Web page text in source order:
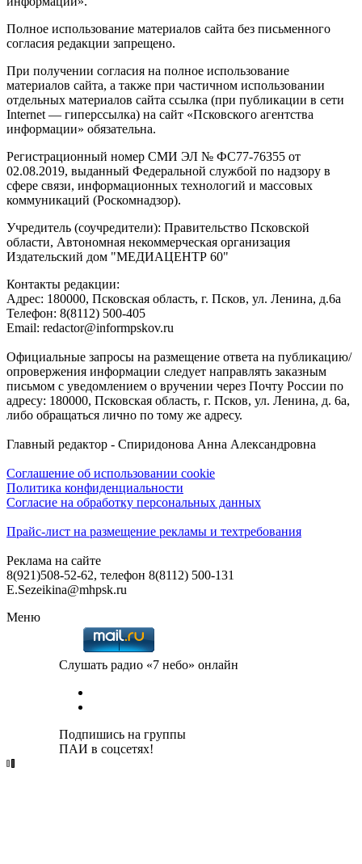
Полное использование материалов сайта без письменного
согласия редакции запрещено.
При получении согласия на полное использование
материалов сайта, а также при частичном использовании
отдельных материалов сайта ссылка (при публикации в сети
Internet — гиперссылка) на сайт «Псковского агентства
информации» обязательна.
Регистрационный номер СМИ ЭЛ № ФС77-76355 от
02.08.2019, выданный Федеральной службой по надзору в
сфере связи, информационных технологий и массовых
коммуникаций (Роскомнадзор).
Учредитель (соучредители): Правительство Псковской
области, Автономная некоммерческая организация
Издательский дом "МЕДИАЦЕНТР 60"
Контакты редакции:
Адреc: 180000, Псковская область, г. Псков, ул. Ленина, д.6а
Телефон: 8(8112) 500-405
Email: redactor@informpskov.ru
Официальные запросы на размещение ответа на публикацию/
опровержения информации следует направлять заказным
письмом с уведомлением о вручении через Почту России по
адресу: 180000, Псковская область, г. Псков, ул. Ленина, д. 6а,
либо обращаться лично по тому же адресу.
Главный редактор - Спиридонова Анна Александровна
Соглашение об использовании cookie
Политика конфиденциальности
Согласие на обработку персональных данных
Прайс-лист на размещение рекламы и техтребования
Реклама на сайте
8(921)508-52-62, телефон 8(8112) 500-131
E.Sezeikina@mhpsk.ru
Меню
Слушать радио «7 небо» онлайн
Подпишись на группы
ПАИ в соцсетях!